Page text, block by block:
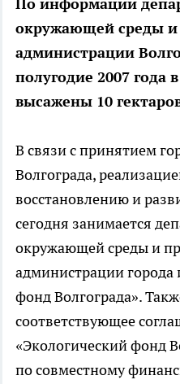
окружающей среды и
администрации
полугодие 2007 года
высажены 10
В связи с принятием
Волгограда,
восстановлению и
сегодня занимается
окружающей среды и
администрации
фонд Волгограда».
соответствующее
«Экологический фонд
по совместному